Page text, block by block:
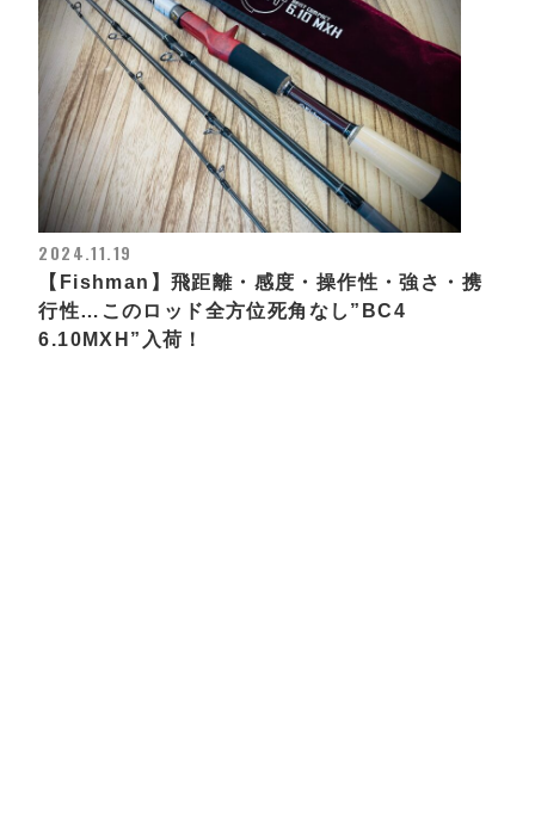
2024.11.19
【Fishman】飛距離・感度・操作性・強さ・携
行性…このロッド全方位死角なし”BC4
6.10MXH”入荷！